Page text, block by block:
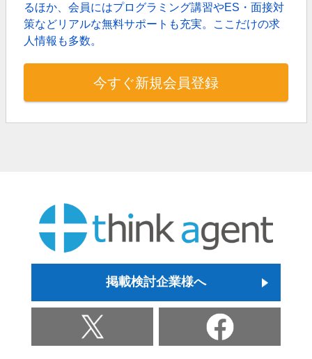
るほか、会員にはプログラミング講習やES・面接対
策などリアルな無料サポートも充実。 ここだけの求
人情報も多数。
今すぐ新規会員登録
掲載検討企業様へ